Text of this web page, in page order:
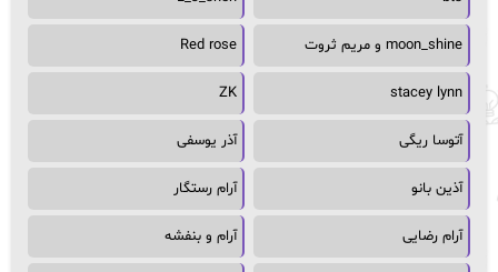
moon_shine و مریم ثروت Red rose
stacey lynn
ZK
آتوسا ریگی آذر یوسفی
آذین بانو آرام رستگار
آرام رضایی آرام و بنفشه